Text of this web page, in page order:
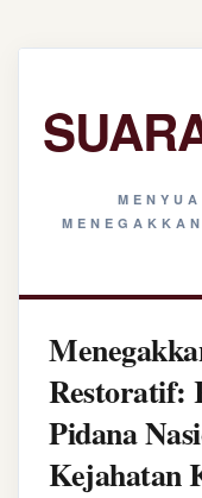
Restoratif:
Pidana
Kejahatan